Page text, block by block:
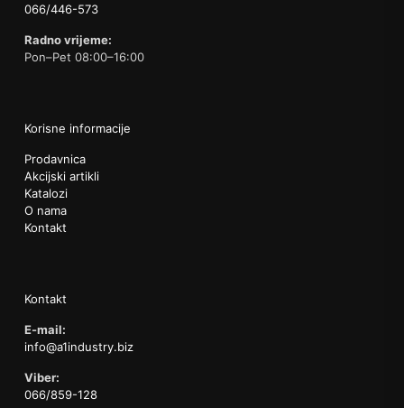
066/446-573
Radno vrijeme:
Pon–Pet 08:00–16:00
Korisne informacije
Prodavnica
Akcijski artikli
Katalozi
O nama
Kontakt
Kontakt
E-mail:
info@a1industry.biz
Viber:
066/859-128